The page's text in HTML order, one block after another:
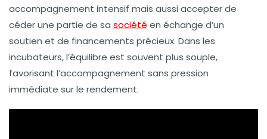
accompagnement intensif mais aussi accepter de
céder une partie de sa société en échange d’un
soutien et de financements précieux. Dans les
incubateurs, l’équilibre est souvent plus souple,
favorisant l’accompagnement sans pression
immédiate sur le rendement.